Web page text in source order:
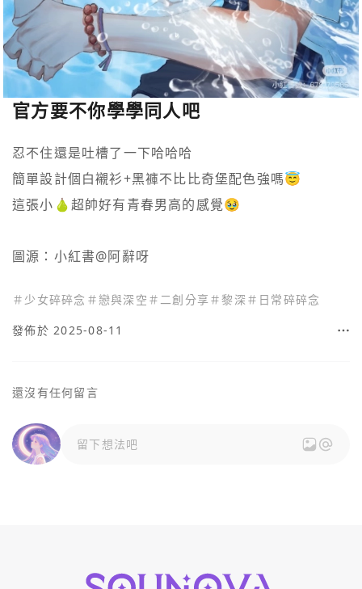
官方要不你學學同人吧
忍不住還是吐槽了一下哈哈哈
簡單設計個白襯衫+黑褲不比比奇堡配色強嗎😇
這張小🍐超帥好有青春男高的感覺🥹
圖源：小紅書@阿辭呀
＃ 少女碎碎念 ＃ 戀與深空 ＃ 二創分享＃黎深 ＃ 日常碎碎念
發佈於 2025-08-11
還沒有任何留言
留下想法吧